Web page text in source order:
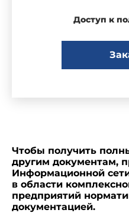
Доступ к
Чтобы получить
другим документам,
Информационной
в области
предприятий
документацией.